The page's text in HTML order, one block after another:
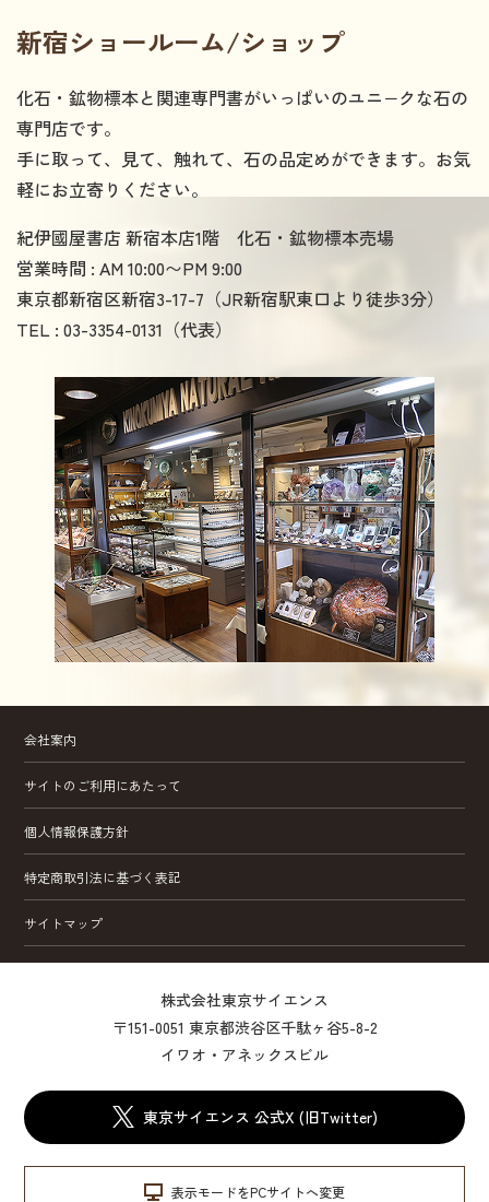
新宿ショールーム/ショップ
化石・鉱物標本と関連専門書がいっぱいのユニ−クな石の
専門店です。
手に取って、見て、触れて、石の品定めができます。お気
軽にお立寄りください。
紀伊國屋書店 新宿本店1階 化石・鉱物標本売場
営業時間 : AM 10:00〜PM 9:00
東京都新宿区新宿3-17-7（JR新宿駅東口より徒歩3分）
TEL : 03-3354-0131（代表）
会社案内
サイトのご利用にあたって
個人情報保護方針
特定商取引法に基づく表記
サイトマップ
株式会社東京サイエンス
〒151-0051 東京都渋谷区千駄ヶ谷5-8-2
イワオ・アネックスビル
東京サイエンス 公式X (旧Twitter)
表示モードをPCサイトへ変更